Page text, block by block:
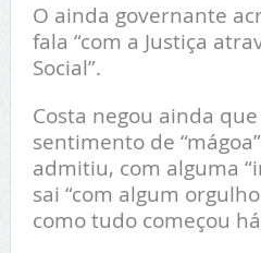
O ainda governante
fala “com a Justiça
Social”.
Costa negou ainda
sentimento de
admitiu, com alguma
sai “com algum
como tudo começou